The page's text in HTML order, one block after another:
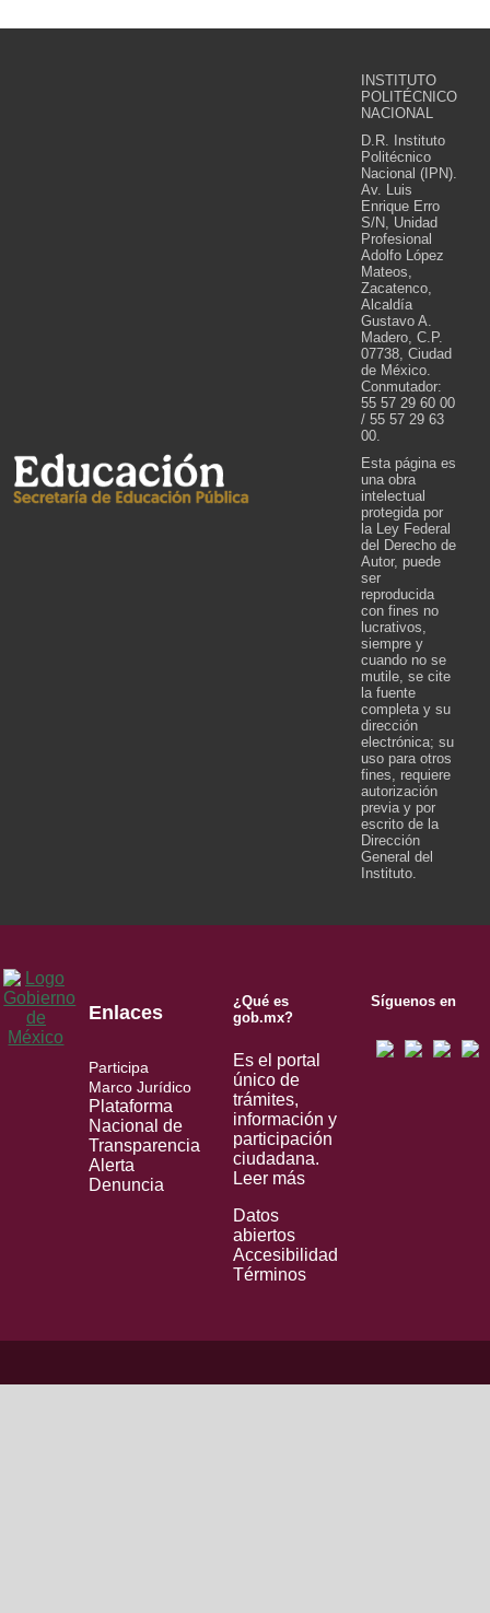
INSTITUTO
POLITÉCNICO
NACIONAL
D.R. Instituto
Politécnico
Nacional (IPN).
Av. Luis
Enrique Erro
S/N, Unidad
Profesional
Adolfo López
Mateos,
Zacatenco,
Alcaldía
Gustavo A.
Madero, C.P.
07738, Ciudad
de México.
Conmutador:
55 57 29 60 00
/ 55 57 29 63
00.
Esta página es
una obra
intelectual
protegida por
la Ley Federal
del Derecho de
Autor, puede
ser
reproducida
con fines no
lucrativos,
siempre y
cuando no se
mutile, se cite
la fuente
completa y su
dirección
electrónica; su
uso para otros
fines, requiere
autorización
previa y por
escrito de la
Dirección
General del
Instituto.
Enlaces
Participa
Marco Jurídico
Plataforma
Nacional de
Transparencia
Alerta
Denuncia
¿Qué es
gob.mx?
Es el portal
único de
trámites,
información y
participación
ciudadana.
Leer más
Datos
abiertos
Accesibilidad
Términos
Síguenos en